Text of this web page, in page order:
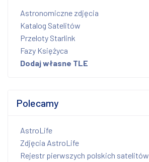
Astronomiczne zdjęcia
Katalog Satelitów
Przeloty Starlink
Fazy Księżyca
Dodaj własne TLE
Polecamy
AstroLife
Zdjęcia AstroLife
Rejestr pierwszych polskich satelitów